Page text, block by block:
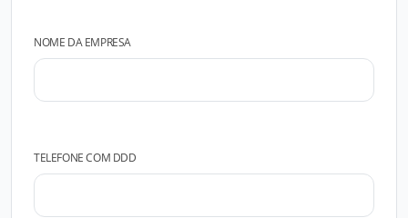
NOME DA EMPRESA
TELEFONE COM DDD